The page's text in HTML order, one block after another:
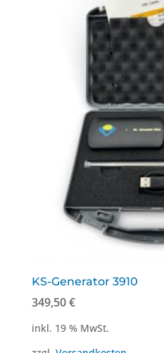
KS-Generator 3910
349,50€
inkl. 19 % MwSt.